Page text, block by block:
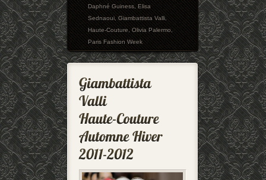
Daphné Guiness,Elisa
Sednaoui,Giambattista Valli,
Haute-Couture,Olivia Palermo,
Paris Fashion Week